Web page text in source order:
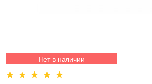
Нет в наличии